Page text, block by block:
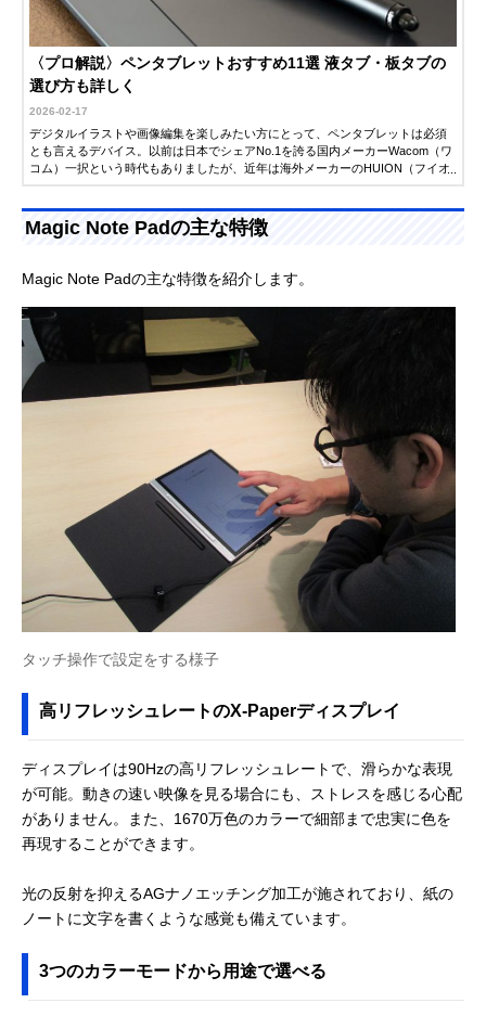
〈プロ解説〉ペンタブレットおすすめ11選 液タブ・板タブの
選び方も詳しく
2026-02-17
デジタルイラストや画像編集を楽しみたい方にとって、ペンタブレットは必須
とも言えるデバイス。以前は日本でシェアNo.1を誇る国内メーカーWacom（ワ
コム）一択という時代もありましたが、近年は海外メーカーのHUION（フイオ
ぶべきか迷う方も多いことでしょう。そこで今回は、選び方解説ゲストとして
イラストレーターのrefeiaさんにご協力いただき、ペンタブレット選びで最も重
た。自分にぴったりの1台を見つける参考にしてみてください。
Magic Note Padの主な特徴
Magic Note Padの主な特徴を紹介します。
タッチ操作で設定をする様子
高リフレッシュレートのX-Paperディスプレイ
ディスプレイは90Hzの高リフレッシュレートで、滑らかな表現
が可能。動きの速い映像を見る場合にも、ストレスを感じる心配
がありません。また、1670万色のカラーで細部まで忠実に色を
再現することができます。
光の反射を抑えるAGナノエッチング加工が施されており、紙の
ノートに文字を書くような感覚も備えています。
3つのカラーモードから用途で選べる